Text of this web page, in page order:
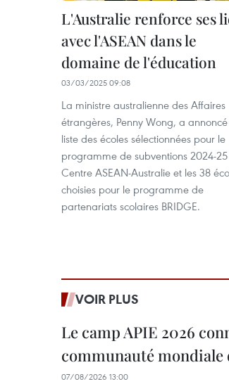
L'Australie renforce ses
avec l'ASEAN dans le
domaine de l'éducation
03/03/2025 09:08
La ministre australienne des Affaires
étrangères, Penny Wong, a
liste des écoles sélectionnées pour le
programme de subventions 2024-
Centre ASEAN-Australie et les 38
choisies pour le programme de
partenariats scolaires BRIDGE.
VOIR PLUS
Le camp APIE 2026
communauté mondiale
07/08/2026 13:00